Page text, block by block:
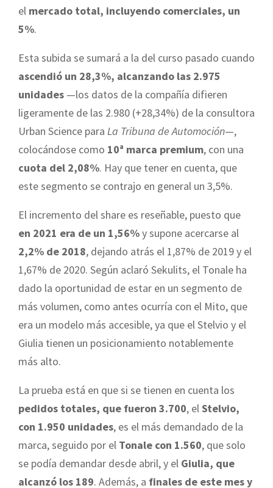
el mercado total, incluyendo comerciales, un
5%.
Esta subida se sumará a la del curso pasado cuando
ascendió un 28,3%, alcanzando las 2.975
unidades —los datos de la compañía difieren
ligeramente de las 2.980 (+28,34%) de la consultora
Urban Science para La Tribuna de Automoción—,
colocándose como 10ª marca premium, con una
cuota del 2,08%. Hay que tener en cuenta, que
este segmento se contrajo en general un 3,5%.
El incremento del share es reseñable, puesto que
en 2021 era de un 1,56%y supone acercarse al
2,2% de 2018, dejando atrás el 1,87% de 2019 y el
1,67% de 2020. Según aclaró Sekulits, el Tonale ha
dado la oportunidad de estar en un segmento de
más volumen, como antes ocurría con el Mito, que
era un modelo más accesible, ya que el Stelvio y el
Giulia tienen un posicionamiento notablemente
más alto.
La prueba está en que si se tienen en cuenta los
pedidos totales, que fueron 3.700, elStelvio,
con 1.950 unidades, es el más demandado de la
marca, seguido por el Tonale con 1.560, que solo
se podía demandar desde abril, y el Giulia, que
alcanzó los 189. Además, a finales de este mes y